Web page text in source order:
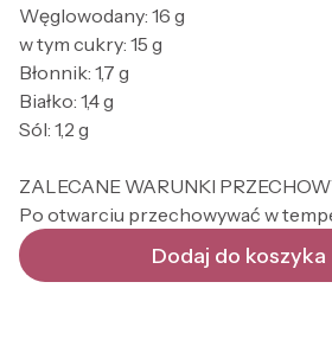
Węglowodany: 16 g
w tym cukry: 15 g
Błonnik: 1,7 g
Białko: 1,4 g
Sól: 1,2 g
ZALECANE WARUNKI
Po otwarciu przechowywać w
Dodaj do koszyka